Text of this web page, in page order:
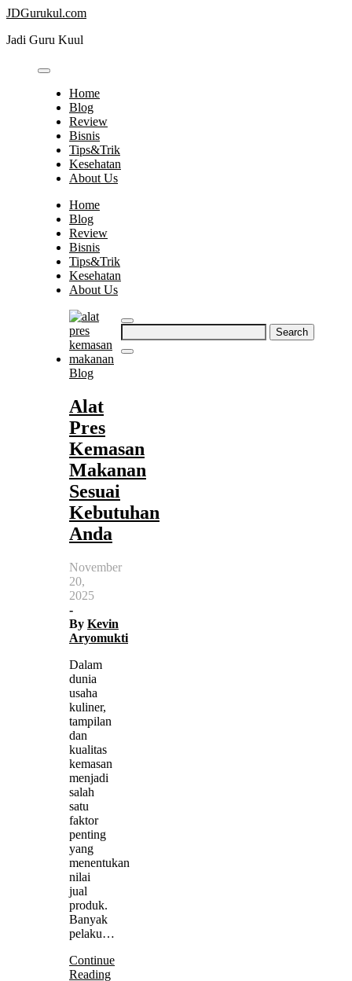
Skip
content
JDGurukul.com
Jadi Guru Kuul
Home
Blog
Review
Bisnis
Tips&Trik
Kesehatan
About Us
Home
Blog
Review
Bisnis
Tips&Trik
Kesehatan
About Us
Search
for:
Blog
Alat
Pres
Kemasan
Makanan
Sesuai
Kebutuhan
Anda
November
20,
2025
-
By Kevin
Aryomukti
Dalam
dunia
usaha
kuliner,
tampilan
dan
kualitas
kemasan
menjadi
salah
satu
faktor
penting
yang
menentukan
nilai
jual
produk.
Banyak
pelaku…
Continue
Reading